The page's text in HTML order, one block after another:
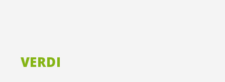
VERDI